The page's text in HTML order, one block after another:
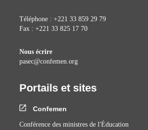
Téléphone : +221 33 859 29 79
Fax : +221 33 825 17 70
Nous écrire
pasec@confemen.org
Portails et sites
Confemen
Conférence des ministres de l'Éducation